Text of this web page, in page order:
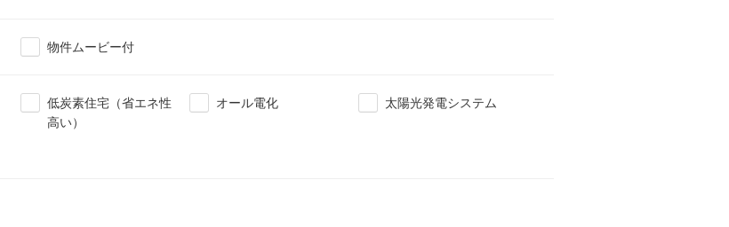
物件ムービー付
低炭素住宅（省エネ性
高い）
オール電化 太陽光発電システム